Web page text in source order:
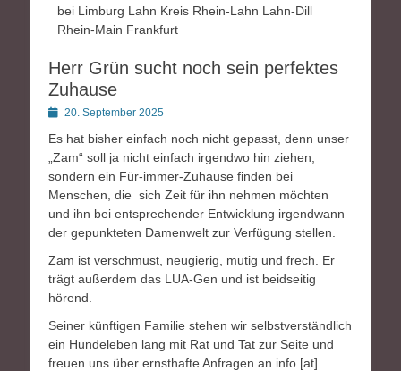
bei Limburg Lahn Kreis Rhein-Lahn Lahn-Dill
Rhein-Main Frankfurt
Herr Grün sucht noch sein perfektes
Zuhause
Posted20. September 2025
Es hat bisher einfach noch nicht gepasst, denn unser
„Zam“ soll ja nicht einfach irgendwo hin ziehen,
sondern ein Für-immer-Zuhause finden bei
Menschen, die sich Zeit für ihn nehmen möchten
und ihn bei entsprechender Entwicklung irgendwann
der gepunkteten Damenwelt zur Verfügung stellen.
Zam ist verschmust, neugierig, mutig und frech. Er
trägt außerdem das LUA-Gen und ist beidseitig
hörend.
Seiner künftigen Familie stehen wir selbstverständlich
ein Hundeleben lang mit Rat und Tat zur Seite und
freuen uns über ernsthafte Anfragen an info [at]